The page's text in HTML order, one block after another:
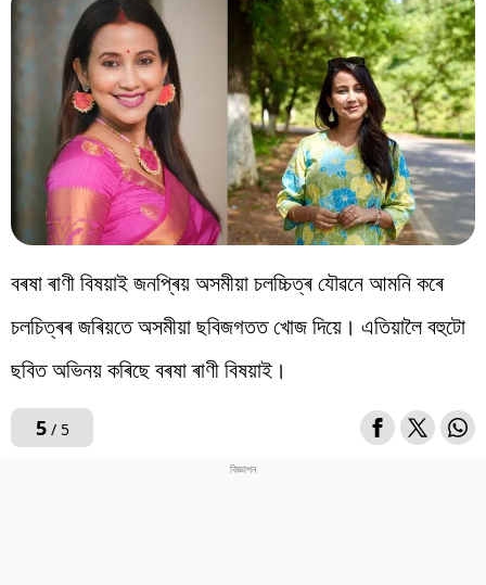
বৰষা ৰাণী বিষয়াই জনপ্ৰিয় অসমীয়া চলচ্চিত্ৰ যৌৱনে আমনি কৰে
চলচিত্ৰৰ জৰিয়তে অসমীয়া ছবিজগতত খোজ দিয়ে। এতিয়ালৈ বহুটো
ছবিত অভিনয় কৰিছে বৰষা ৰাণী বিষয়াই।
5/ 5